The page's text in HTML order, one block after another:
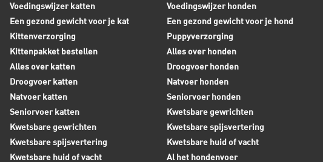
Voedingswijzer katten
Een gezond gewicht voor je kat
Kittenverzorging
Kittenpakket bestellen
Alles over katten
Droogvoer katten
Natvoer katten
Seniorvoer katten
Kwetsbare gewrichten
Kwetsbare spijsvertering
Kwetsbare huid of vacht
Voedingswijzer honden
Een gezond gewicht voor je hond
Puppyverzorging
Alles over honden
Droogvoer honden
Natvoer honden
Seniorvoer honden
Kwetsbare gewrichten
Kwetsbare spijsvertering
Kwetsbare huid of vacht
Al het hondenvoer